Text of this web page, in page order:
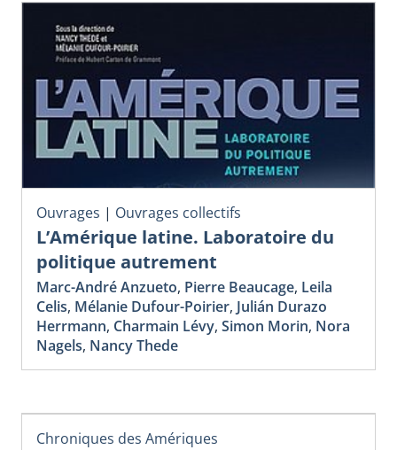
Ouvrages | Ouvrages collectifs
L’Amérique latine. Laboratoire du
politique autrement
Marc-André Anzueto, Pierre Beaucage, Leila
Celis, Mélanie Dufour-Poirier, Julián Durazo
Herrmann, Charmain Lévy, Simon Morin, Nora
Nagels, Nancy Thede
Chroniques des Amériques